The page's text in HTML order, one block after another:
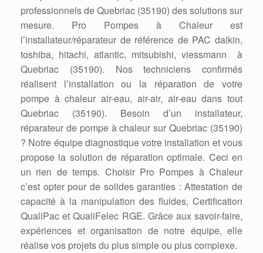
professionnels de Quebriac (35190) des solutions sur
mesure. Pro Pompes à Chaleur est
l’installateur/réparateur de référence de PAC daikin,
toshiba, hitachi, atlantic, mitsubishi, viessmann à
Quebriac (35190). Nos techniciens confirmés
réalisent l’installation ou la réparation de votre
pompe à chaleur air-eau, air-air, air-eau dans tout
Quebriac (35190). Besoin d’un installateur,
réparateur de pompe à chaleur sur Quebriac (35190)
? Notre équipe diagnostique votre installation et vous
propose la solution de réparation optimale. Ceci en
un rien de temps. Choisir Pro Pompes à Chaleur
c’est opter pour de solides garanties : Attestation de
capacité à la manipulation des fluides, Certification
QualiPac et QualiFelec RGE. Grâce aux savoir-faire,
expériences et organisation de notre équipe, elle
réalise vos projets du plus simple ou plus complexe.